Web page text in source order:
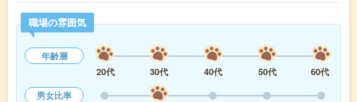
職場の雰囲気
年齢層
20代
30代 40代 50代
60代
男女比率